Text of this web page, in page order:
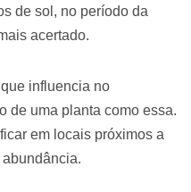
de sol, no período da
acertado.
influencia no
de uma planta como essa.
em locais próximos a